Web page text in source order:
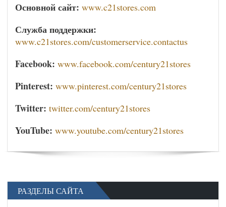
Основной сайт: www.c21stores.com
Служба поддержки:
www.c21stores.com/customerservice.contactus
Facebook: www.facebook.com/century21stores
Pinterest: www.pinterest.com/century21stores
Twitter: twitter.com/century21stores
YouTube: www.youtube.com/century21stores
РАЗДЕЛЫ САЙТА